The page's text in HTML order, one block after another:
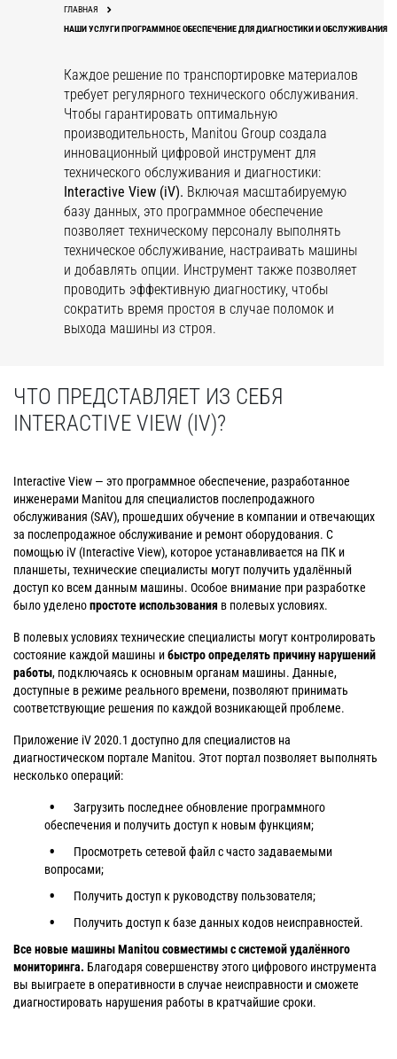
ГЛАВНАЯ
НАШИ УСЛУГИ ПРОГРАММНОЕ ОБЕСПЕЧЕНИЕ ДЛЯ ДИАГНОСТИКИ И ОБСЛУЖИВАНИЯ
Каждое решение по транспортировке материалов
требует регулярного технического обслуживания.
Чтобы гарантировать оптимальную
производительность, Manitou Group создала
инновационный цифровой инструмент для
технического обслуживания и диагностики:
Interactive View (iV). Включая масштабируемую
базу данных, это программное обеспечение
позволяет техническому персоналу выполнять
техническое обслуживание, настраивать машины
и добавлять опции. Инструмент также позволяет
проводить эффективную диагностику, чтобы
сократить время простоя в случае поломок и
выхода машины из строя.
ЧТО ПРЕДСТАВЛЯЕТ ИЗ СЕБЯ
INTERACTIVE VIEW (IV)?
Interactive View — это программное обеспечение, разработанное
инженерами Manitou для специалистов послепродажного
обслуживания (SAV), прошедших обучение в компании и отвечающих
за послепродажное обслуживание и ремонт оборудования. С
помощью iV (Interactive View), которое устанавливается на ПК и
планшеты, технические специалисты могут получить удалённый
доступ ко всем данным машины. Особое внимание при разработке
было уделенопростоте использования в полевых условиях.
В полевых условиях технические специалисты могут контролировать
состояние каждой машины ибыстро определять причину нарушений
работы, подключаясь к основным органам машины. Данные,
доступные в режиме реального времени, позволяют принимать
соответствующие решения по каждой возникающей проблеме.
Приложение iV 2020.1 доступно для специалистов на
диагностическом портале Manitou. Этот портал позволяет выполнять
несколько операций:
Загрузить последнее обновление программного
обеспечения и получить доступ к новым функциям;
Просмотреть сетевой файл с часто задаваемыми
вопросами;
Получить доступ к руководству пользователя;
Получить доступ к базе данных кодов неисправностей.
Все новые машины Manitou совместимы с системой удалённого
мониторинга. Благодаря совершенству этого цифрового инструмента
вы выиграете в оперативности в случае неисправности и сможете
диагностировать нарушения работы в кратчайшие сроки.